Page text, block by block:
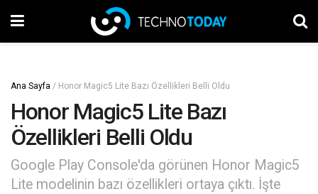
Ana Sayfa / Honor Magic5 Lite Bazı Özellikleri Belli Oldu
Honor Magic5 Lite Bazı
Özellikleri Belli Oldu
Google Play Console'da görünen Honor Magic5
Lite modelinin bazı özellikleri ortaya çıktı. İşte